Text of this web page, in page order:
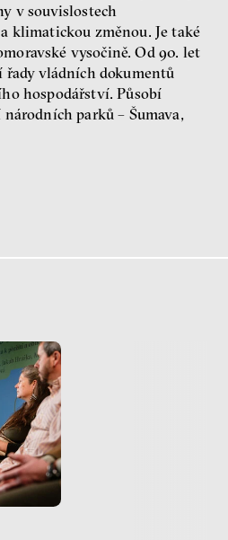
Jakub Rákosník
Ondřej Slačálek
Miroslav Palanský
Lucie Trlifajová
Kateřina Smejkalová
nerovnost ekonomika
Patricia Churchland
Filozofka
v souvislostech
klimatickou změnou. Je také
vysočině. Od 90. let
řady vládních dokumentů
hospodářství. Působí
parků – Šumava,